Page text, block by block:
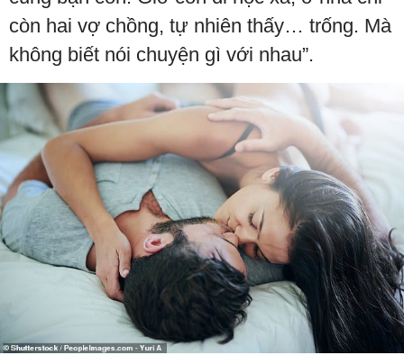
còn hai vợ chồng, tự nhiên thấy… trống. Mà
không biết nói chuyện gì với nhau”.